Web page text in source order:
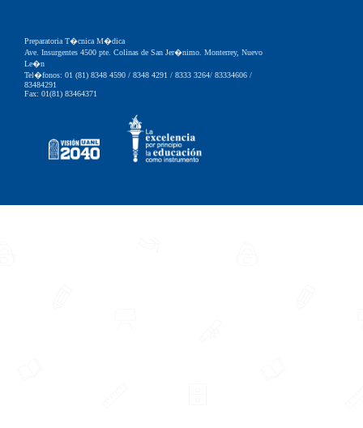
Preparatoria T�cnica M�dica
Ave. Insurgentes 4500 pte. Colinas de San Jer�nimo. Monterrey, Nuevo
Le�n
Tel�fonos: 01 (81) 8348 4590 / 8348 4291 / 8333 3264/ 83334606 /
83484291
Fax: 01(81) 83464371